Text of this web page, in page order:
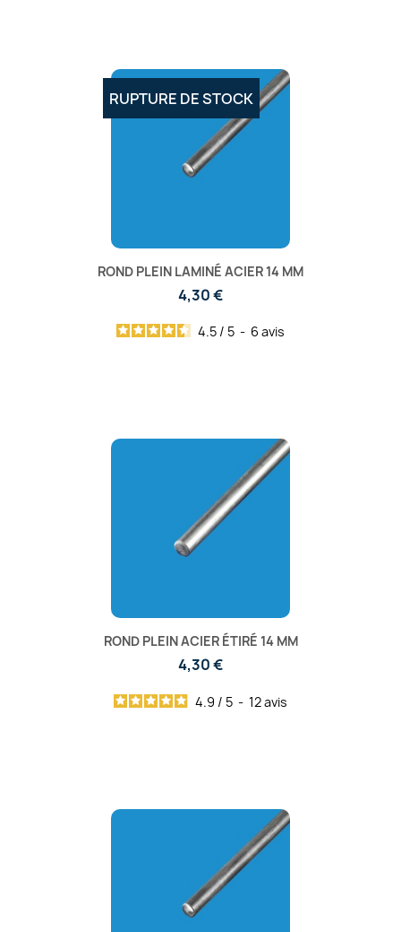
ROND PLEIN LAMINÉ ACIER 14 MM
4,30 €
4.5 / 5 - 6 avis
RUPTURE DE STOCK
ROND PLEIN ACIER ÉTIRÉ 14 MM
4,30 €
4.9 / 5 - 12avis